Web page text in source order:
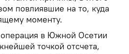
повлиявшие на то, куда
моменту.
операция в Южной Осетии
точкой отсчета,